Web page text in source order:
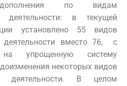
по видам
деятельности: в текущей
установлено 55 видов
деятельности вместо 76, с
упрощенную систему
некоторых видов
деятельности. В целом